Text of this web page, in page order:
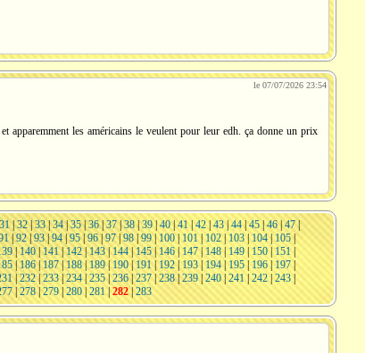
le 07/07/2026 23:54
apparemment les américains le veulent pour leur edh. ça donne un prix
31|32|33|34|35|36|37|38| 39|40| 41|42| 43|44| 45| 46| 47|
|92|93|94|95|96|97|98|99|100| 101| 102| 103|104| 105|
|140| 141|142| 143| 144| 145| 146| 147| 148| 149| 150| 151|
|186| 187|188| 189| 190| 191|192|193| 194| 195| 196| 197|
| 232| 233|234|235| 236| 237|238|239| 240| 241| 242| 243|
|278|279|280| 281| 282|283